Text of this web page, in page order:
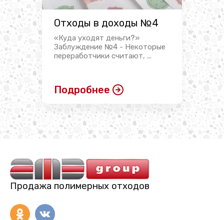
Отходы в доходы №4
«Куда уходят деньги?»
Заблуждение №4 - Некоторые
переработчики считают, ...
Подробнее
Продажа полимерных отходов